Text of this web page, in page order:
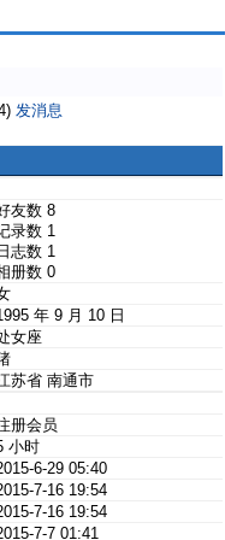
发消息
友数 8
录数 1
日志数 1
册数 0
年 9 月 10 日
女座
苏省 南通市
册会员
小时
6-29 05:40
7-16 19:54
7-16 19:54
7-7 01:41